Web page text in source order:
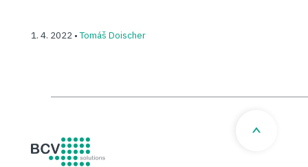
1. 4. 2022 •Tomáš Doischer